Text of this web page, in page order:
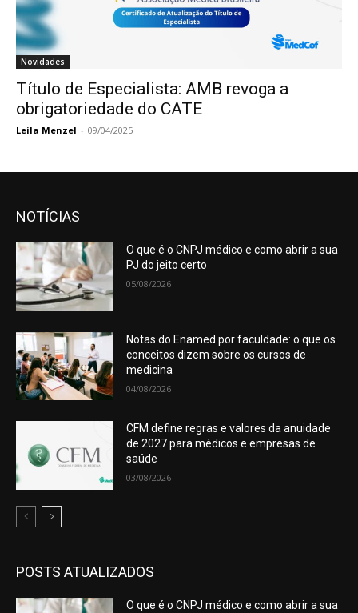
Novidades
Título de Especialista: AMB revoga a
obrigatoriedade do CATE
Leila Menzel - 09/04/2025
NOTÍCIAS
O que é o CNPJ médico e como abrir a sua
PJ do jeito certo
05/08/2026
Notas do Enamed por faculdade: o que os
conceitos dizem sobre os cursos de
medicina
04/08/2026
CFM define regras e valores da anuidade
de 2027 para médicos e empresas de
saúde
03/08/2026
POSTS ATUALIZADOS
O que é o CNPJ médico e como abrir a sua